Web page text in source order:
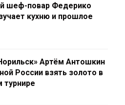
шеф-повар Федерико
кухню и прошлое
Артём Антошкин
России взять золото в
турнире